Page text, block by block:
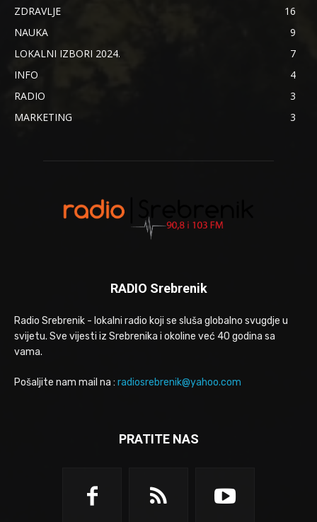
ZDRAVLJE
16
NAUKA
9
LOKALNI IZBORI 2024.
7
INFO
4
RADIO
3
MARKETING
3
RADIO Srebrenik
Radio Srebrenik - lokalni radio koji se sluša globalno svugdje u
svijetu. Sve vijesti iz Srebrenika i okoline već 40 godina sa
vama.
Pošaljite nam mail na : radiosrebrenik@yahoo.com
PRATITE NAS